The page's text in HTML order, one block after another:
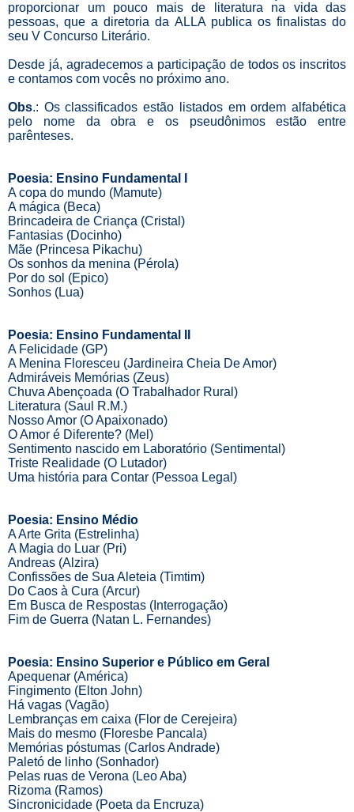
proporcionar um pouco mais de literatura na vida das
pessoas, que a diretoria da ALLA publica os finalistas do
seu V Concurso Literário.
Desde já, agradecemos a participação de todos os inscritos
e contamos com vocês no próximo ano.
Obs.: Os classificados estão listados em ordem alfabética
pelo nome da obra e os pseudônimos estão entre
parênteses.
Poesia: Ensino Fundamental I
A copa do mundo (Mamute)
A mágica (Beca)
Brincadeira de Criança (Cristal)
Fantasias (Docinho)
Mãe (Princesa Pikachu)
Os sonhos da menina (Pérola)
Por do sol (Epico)
Sonhos (Lua)
Poesia: Ensino Fundamental II
A Felicidade (GP)
A Menina Floresceu (Jardineira Cheia De Amor)
Admiráveis Memórias (Zeus)
Chuva Abençoada (O Trabalhador Rural)
Literatura (Saul R.M.)
Nosso Amor (O Apaixonado)
O Amor é Diferente? (Mel)
Sentimento nascido em Laboratório (Sentimental)
Triste Realidade (O Lutador)
Uma história para Contar (Pessoa Legal)
Poesia: Ensino Médio
A Arte Grita (Estrelinha)
A Magia do Luar (Pri)
Andreas (Alzira)
Confissões de Sua Aleteia (Timtim)
Do Caos à Cura (Arcur)
Em Busca de Respostas (Interrogação)
Fim de Guerra (Natan L. Fernandes)
Poesia: Ensino Superior e Público em Geral
Apequenar (América)
Fingimento (Elton John)
Há vagas (Vagão)
Lembranças em caixa (Flor de Cerejeira)
Mais do mesmo (Floresbe Pancala)
Memórias póstumas (Carlos Andrade)
Paletó de linho (Sonhador)
Pelas ruas de Verona (Leo Aba)
Rizoma (Ramos)
Sincronicidade (Poeta da Encruza)